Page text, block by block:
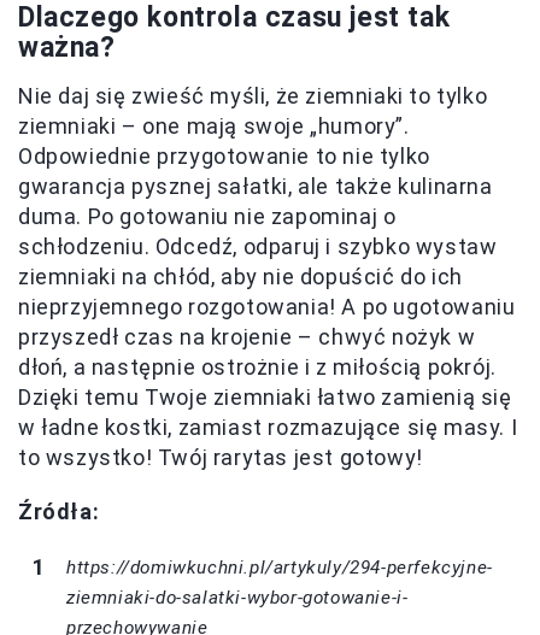
Dlaczego kontrola czasu jest tak
ważna?
Nie daj się zwieść myśli, że ziemniaki to tylko
ziemniaki – one mają swoje „humory”.
Odpowiednie przygotowanie to nie tylko
gwarancja pysznej sałatki, ale także kulinarna
duma. Po gotowaniu nie zapominaj o
schłodzeniu. Odcedź, odparuj i szybko wystaw
ziemniaki na chłód, aby nie dopuścić do ich
nieprzyjemnego rozgotowania! A po ugotowaniu
przyszedł czas na krojenie – chwyć nożyk w
dłoń, a następnie ostrożnie i z miłością pokrój.
Dzięki temu Twoje ziemniaki łatwo zamienią się
w ładne kostki, zamiast rozmazujące się masy. I
to wszystko! Twój rarytas jest gotowy!
Źródła:
https://domiwkuchni.pl/artykuly/294-perfekcyjne-
ziemniaki-do-salatki-wybor-gotowanie-i-
przechowywanie